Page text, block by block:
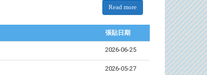
Read more
張貼日期
2026-06-25
2026-05-27